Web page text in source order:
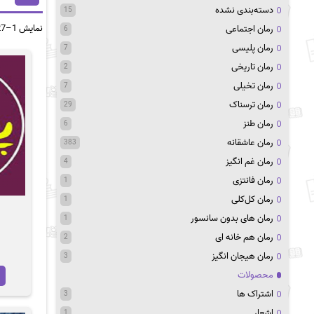
نمایش 1–27 از 1435 نتیجه
دسته‌بندی نشده
15
رمان اجتماعی 6
رمان پلیسی 7
رمان تاریخی 2
رمان تخیلی 7
رمان ترسناک 29
رمان طنز 6
رمان عاشقانه 383
رمان غم انگیز 4
رمان فانتزی 1
رمان کل‌کلی 1
رمان های بدون سانسور 1
رمان هم خانه ای 2
رمان هیجان انگیز 3
محصولات
اشتراک ها
3